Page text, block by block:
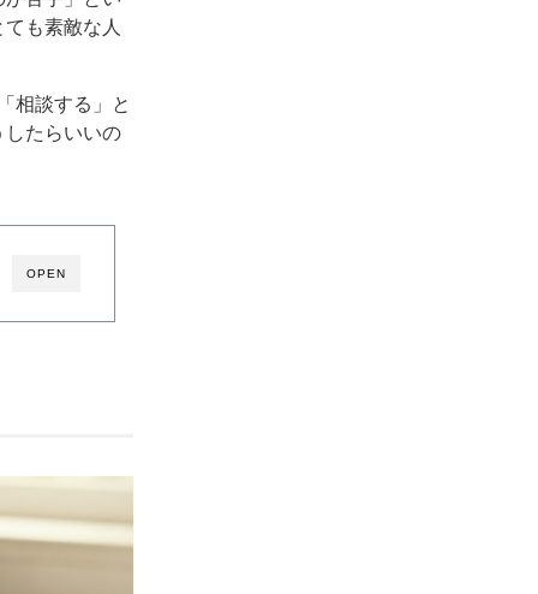
も素敵な人
相談する」と
したらいいの
OPEN